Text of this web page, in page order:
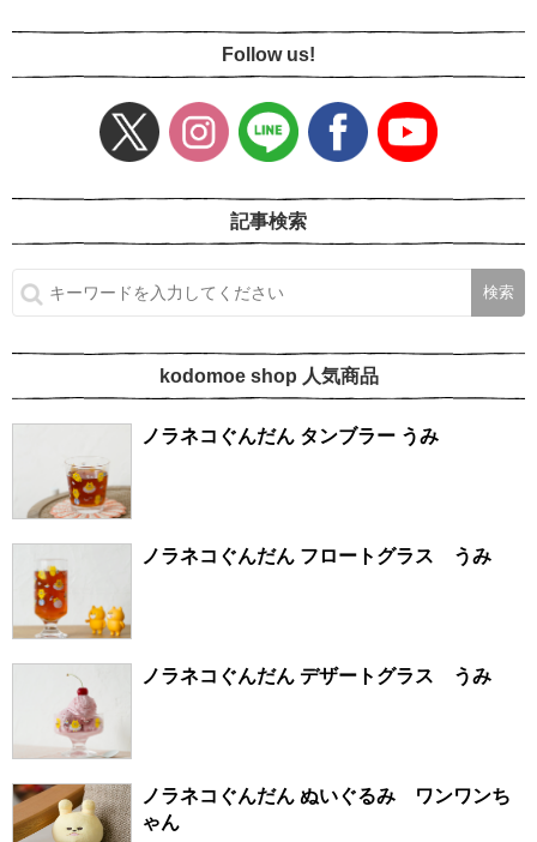
Follow us!
記事検索
kodomoe shop 人気商品
ノラネコぐんだん タンブラー うみ
ノラネコぐんだん フロートグラス うみ
ノラネコぐんだん デザートグラス うみ
ノラネコぐんだん ぬいぐるみ ワンワンち
ゃん